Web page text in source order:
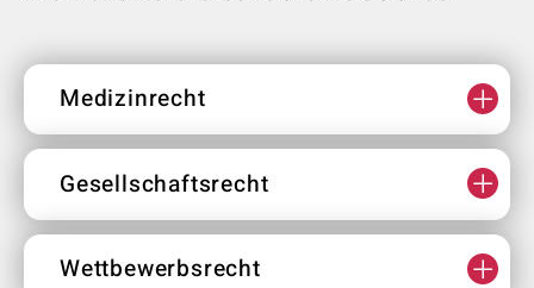
Medizinrecht
Gesellschaftsrecht
Wettbewerbsrecht